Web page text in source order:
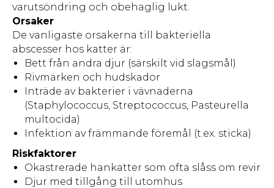
varutsöndring och obehaglig lukt.
Orsaker
De vanligaste orsakerna till bakteriella
abscesser hos katter är:
Bett från andra djur (särskilt vid slagsmål)
Rivmärken och hudskador
Inträde av bakterier i vävnaderna
(Staphylococcus, Streptococcus, Pasteurella
multocida)
Infektion av främmande föremål (t.ex. sticka)
Riskfaktorer
Okastrerade hankatter som ofta slåss om revir
Djur med tillgång till utomhus